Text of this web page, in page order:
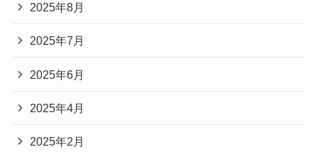
2025年8月
2025年7月
2025年6月
2025年4月
2025年2月